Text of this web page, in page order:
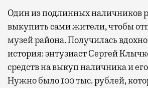
Один из подлинных наличников
выкупить сами жители, чтобы
музей района. Получилась
история: энтузиаст Сергей
средств на выкуп наличника и
Нужно было 100 тыс. рублей,